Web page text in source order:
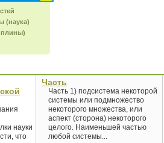
(наука)
науки
что
Часть
Часть 1) подсистема некоторой
системы или подмножество
некоторого множества, или
аспект (сторона) некоторого
целого. Наименьшей частью
любой системы...